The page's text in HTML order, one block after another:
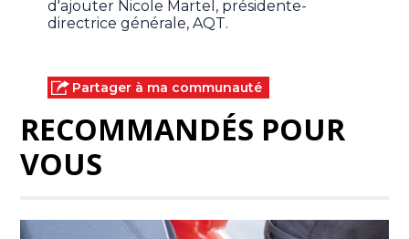
d'ajouter Nicole Martel, présidente-
directrice générale, AQT.
Partager à ma communauté
RECOMMANDÉS POUR
VOUS